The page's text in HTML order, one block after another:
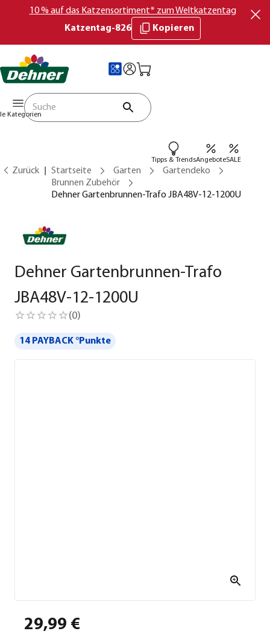
10 % auf das Katzensortiment* zum Weltkatzentag
Katzentag-826
Kopieren
Kategorien
Tipps & TrendsAngeboteSALE
Zurück Startseite Garten
Gartendeko
Brunnen Zubehör
Dehner Gartenbrunnen-Trafo JBA48V-12-1200U
Dehner Gartenbrunnen-Trafo
JBA48V-12-1200U
(0)
14 PAYBACK °Punkte
29,99 €